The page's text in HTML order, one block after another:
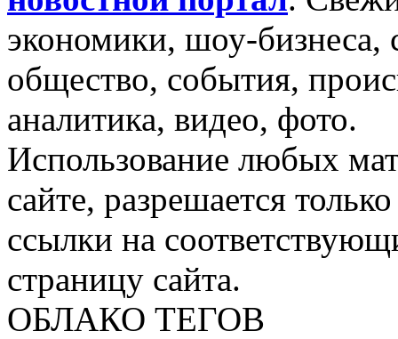
экономики, шоу-бизнеса,
общество, события,
аналитика, видео, фото.
Использование любых
сайте, разрешается
ссылки на
страницу сайта.
ОБЛАКО ТЕГОВ